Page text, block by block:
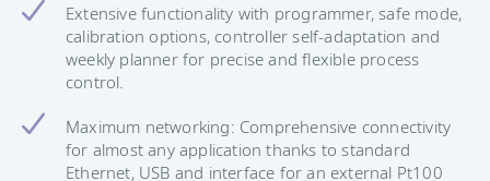
Extensive functionality with programmer, safe mode,
calibration options, controller self-adaptation and
weekly planner for precise and flexible process
control.
Maximum networking: Comprehensive connectivity
for almost any application thanks to standard
Ethernet, USB and interface for an external Pt100